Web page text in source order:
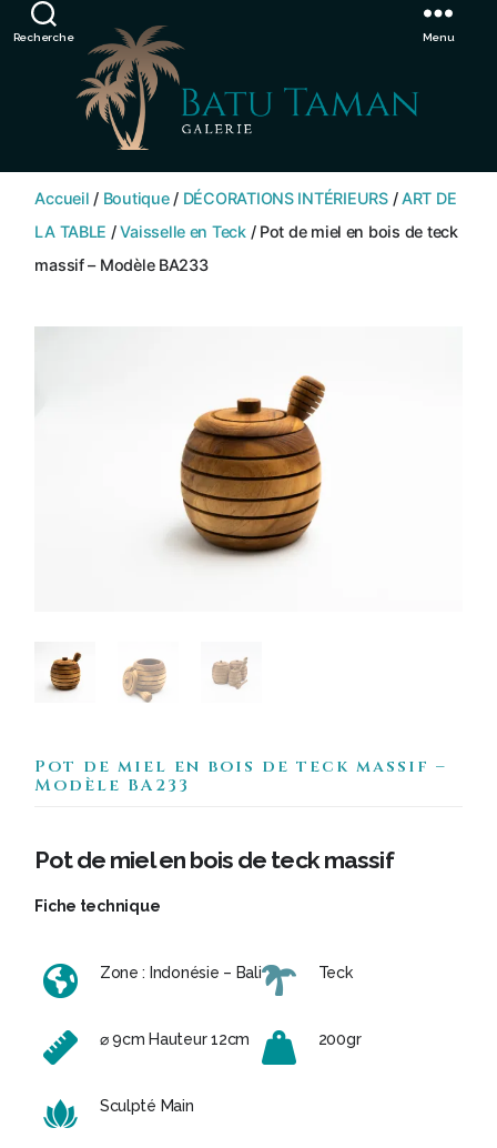
Showroom de Bali, décorations extérieurs et intérieurs Ignorer
Recherche
TAMAN
Menu
Accueil / Boutique/ DÉCORATIONS INTÉRIEURS/ART DE
LA TABLE /Vaisselle en Teck/ Pot de miel en bois de teck
massif – Modèle BA233
Pot de miel en bois de teck massif –
Modèle BA233
Pot de miel en bois de teck massif
Fiche technique
Zone : Indonésie – Bali
⌀ 9cm Hauteur 12cm
Sculpté Main
Teck
200gr